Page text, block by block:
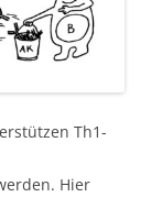
Th1-
Hier